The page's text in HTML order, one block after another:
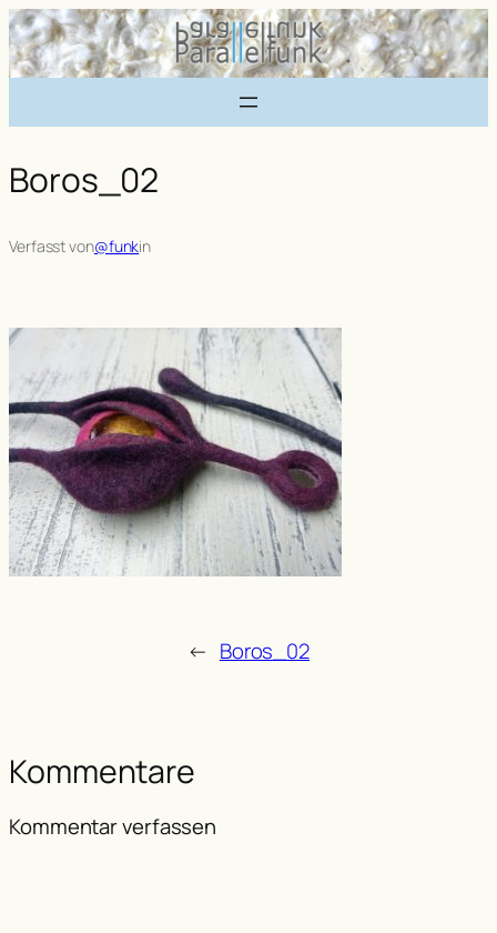
Zum
Inhalt
springen
Boros_02
Verfasst von@funkin
← Boros_02
Kommentare
Kommentar verfassen